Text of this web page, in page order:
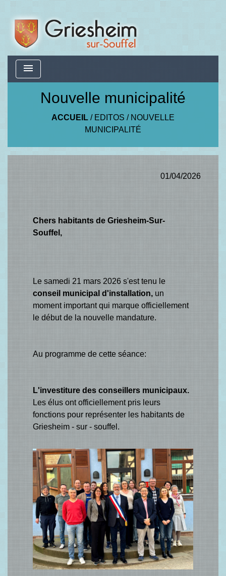
menu
Nouvelle municipalité
ACCUEIL / EDITOS / NOUVELLE
MUNICIPALITÉ
01/04/2026
Chers habitants de Griesheim-Sur-
Souffel,
Le samedi 21 mars 2026 s'est tenu le
conseil municipal d'installation, un
moment important qui marque officiellement
le début de la nouvelle mandature.
Au programme de cette séance:
L'investiture des conseillers municipaux.
Les élus ont officiellement pris leurs
fonctions pour représenter les habitants de
Griesheim - sur - souffel.